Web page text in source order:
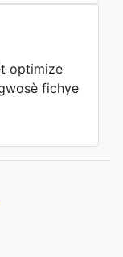
optimize
fichye